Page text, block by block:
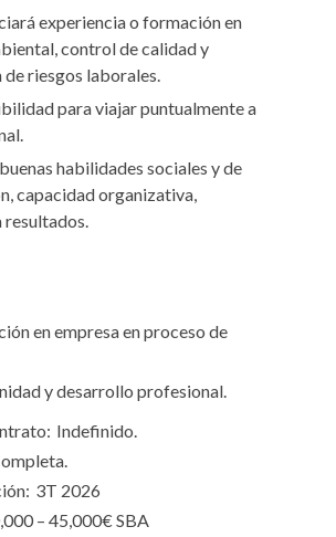
experiencia o formación en
control de calidad y
riesgos laborales.
para viajar puntualmente a
habilidades sociales y de
capacidad organizativa,
resultados.
en empresa en proceso de
y desarrollo profesional.
Indefinido.
3T 2026
– 45,000€ SBA